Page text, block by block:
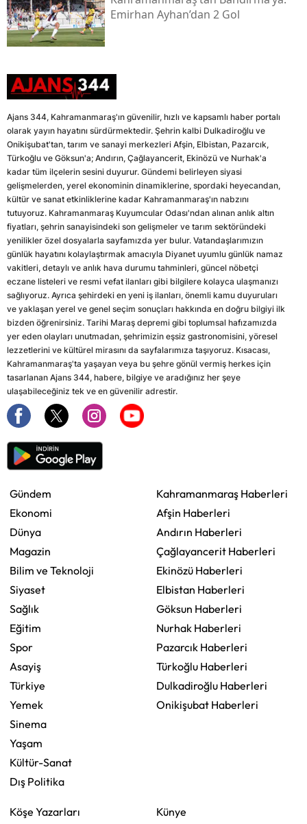
Emirhan Ayhan’dan 2 Gol
Ajans 344, Kahramanmaraş'ın güvenilir, hızlı ve kapsamlı haber portalı
olarak yayın hayatını sürdürmektedir. Şehrin kalbi Dulkadiroğlu ve
Onikişubat'tan, tarım ve sanayi merkezleri Afşin, Elbistan, Pazarcık,
Türkoğlu ve Göksun'a; Andırın, Çağlayancerit, Ekinözü ve Nurhak'a
kadar tüm ilçelerin sesini duyurur. Gündemi belirleyen siyasi
gelişmelerden, yerel ekonominin dinamiklerine, spordaki heyecandan,
kültür ve sanat etkinliklerine kadar Kahramanmaraş'ın nabzını
tutuyoruz. Kahramanmaraş Kuyumcular Odası'ndan alınan anlık altın
fiyatları, şehrin sanayisindeki son gelişmeler ve tarım sektöründeki
yenilikler özel dosyalarla sayfamızda yer bulur. Vatandaşlarımızın
günlük hayatını kolaylaştırmak amacıyla Diyanet uyumlu günlük namaz
vakitleri, detaylı ve anlık hava durumu tahminleri, güncel nöbetçi
eczane listeleri ve resmi vefat ilanları gibi bilgilere kolayca ulaşmanızı
sağlıyoruz. Ayrıca şehirdeki en yeni iş ilanları, önemli kamu duyuruları
ve yaklaşan yerel ve genel seçim sonuçları hakkında en doğru bilgiyi ilk
bizden öğrenirsiniz. Tarihi Maraş depremi gibi toplumsal hafızamızda
yer eden olayları unutmadan, şehrimizin eşsiz gastronomisini, yöresel
lezzetlerini ve kültürel mirasını da sayfalarımıza taşıyoruz. Kısacası,
Kahramanmaraş'ta yaşayan veya bu şehre gönül vermiş herkes için
tasarlanan Ajans 344, habere, bilgiye ve aradığınız her şeye
ulaşabileceğiniz tek ve en güvenilir adrestir.
Gündem
Ekonomi
Dünya
Magazin
Bilim ve Teknoloji
Siyaset
Sağlık
Eğitim
Spor
Asayiş
Türkiye
Yemek
Sinema
Yaşam
Kültür-Sanat
Dış Politika
Kahramanmaraş Haberleri
Afşin Haberleri
Andırın Haberleri
Çağlayancerit Haberleri
Ekinözü Haberleri
Elbistan Haberleri
Göksun Haberleri
Nurhak Haberleri
Pazarcık Haberleri
Türkoğlu Haberleri
Dulkadiroğlu Haberleri
Onikişubat Haberleri
Köşe Yazarları Künye